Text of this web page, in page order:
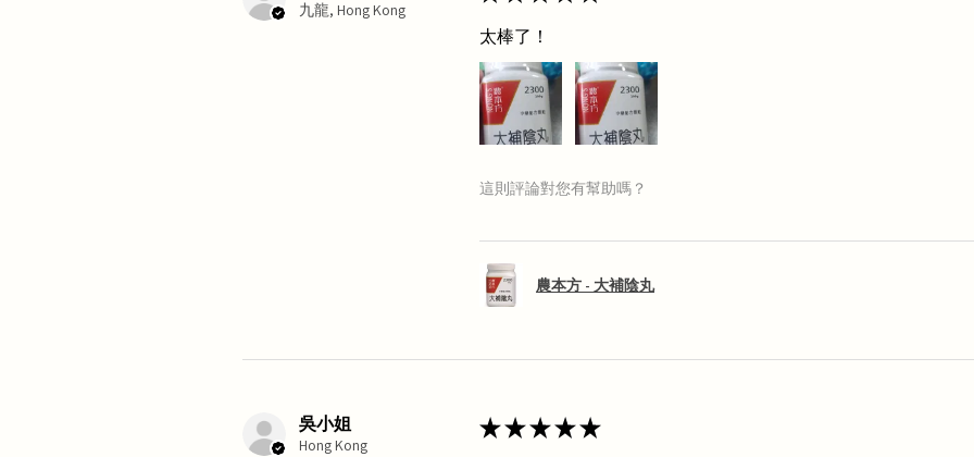
九龍, Hong Kong
太棒了！
這則評論對您有幫助嗎？
農本方 - 大補陰丸
吳小姐
Hong Kong
★★★★★